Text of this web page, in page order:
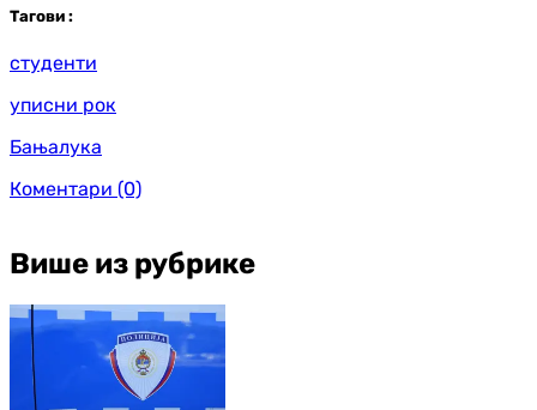
Тагови :
студенти
уписни рок
Бањалука
Коментари (0)
Више из рубрике